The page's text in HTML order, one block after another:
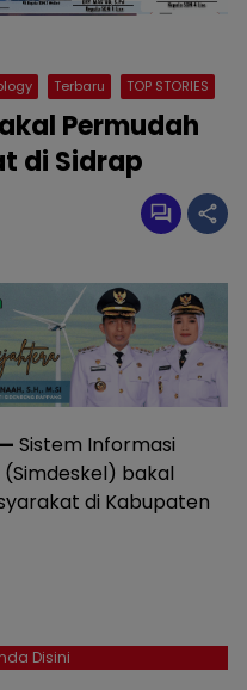
Terbaru TOP STORIES
Permudah
di Sidrap
Sistem Informasi
bakal
di Kabupaten
Disini